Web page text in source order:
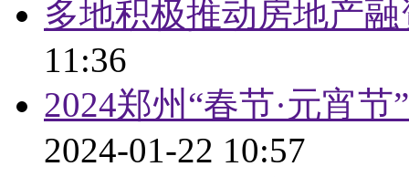
多地积极推动房地产
11:36
2024郑州“春节·元宵
2024-01-22 10:57